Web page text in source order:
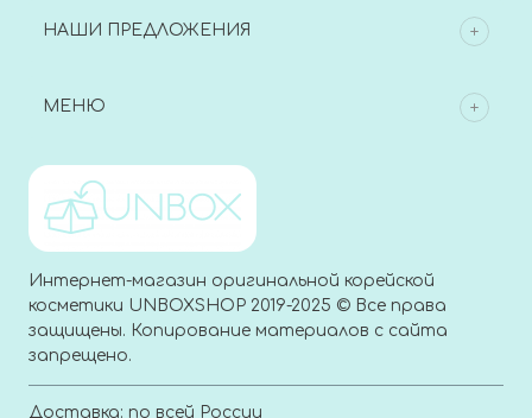
НАШИ ПРЕДЛОЖЕНИЯ
МЕНЮ
Интернет-магазин оригинальной корейской
косметики UNBOXSHOP 2019-2025 © Все права
защищены. Копирование материалов с сайта
запрещено.
Доставка: по всей России